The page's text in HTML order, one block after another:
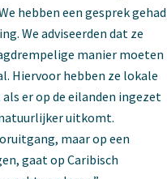
hebben een gesprek gehad
We adviseerden dat ze
manier moeten
Hiervoor hebben ze lokale
er op de eilanden ingezet
uitkomt.
maar op een
gaat op Caribisch